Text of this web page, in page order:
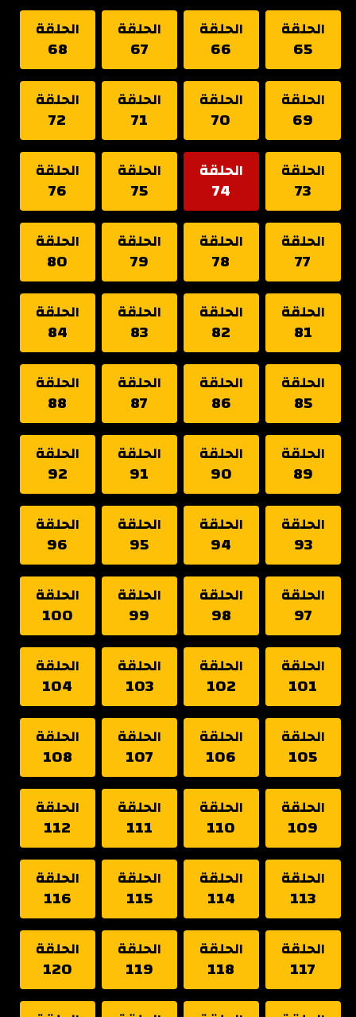
الحلقة
65
الحلقة
66
الحلقة
67
الحلقة
68
الحلقة
69
الحلقة
70
الحلقة
71
الحلقة
72
الحلقة
73
الحلقة
74
الحلقة
75
الحلقة
76
الحلقة
77
الحلقة
78
الحلقة
79
الحلقة
80
الحلقة
81
الحلقة
82
الحلقة
83
الحلقة
84
الحلقة
85
الحلقة
86
الحلقة
87
الحلقة
88
الحلقة
89
الحلقة
90
الحلقة
91
الحلقة
92
الحلقة
93
الحلقة
94
الحلقة
95
الحلقة
96
الحلقة
97
الحلقة
98
الحلقة
99
الحلقة
100
الحلقة
101
الحلقة
102
الحلقة
103
الحلقة
104
الحلقة
105
الحلقة
106
الحلقة
107
الحلقة
108
الحلقة
109
الحلقة
110
الحلقة
111
الحلقة
112
الحلقة
113
الحلقة
114
الحلقة
115
الحلقة
116
الحلقة
117
الحلقة
118
الحلقة
119
الحلقة
120